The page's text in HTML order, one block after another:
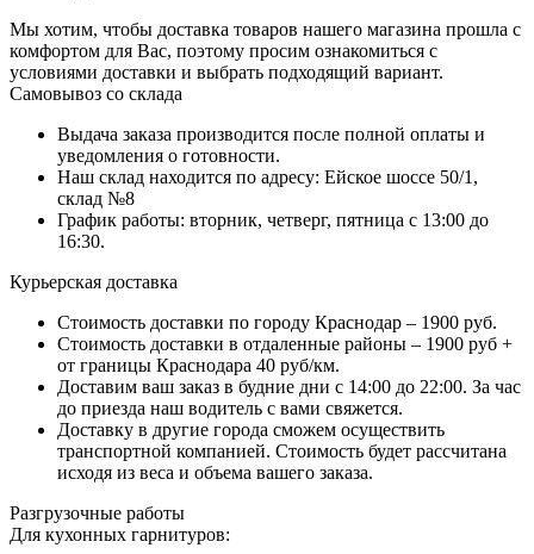
Мы хотим, чтобы доставка товаров нашего магазина прошла с
комфортом для Вас, поэтому просим ознакомиться с
условиями доставки и выбрать подходящий вариант.
Самовывоз со склада
Выдача заказа производится после полной оплаты и
уведомления о готовности.
Наш склад находится по адресу: Ейское шоссе 50/1,
склад №8
График работы: вторник, четверг, пятница с 13:00 до
16:30.
Курьерская доставка
Стоимость доставки по городу Краснодар – 1900 руб.
Стоимость доставки в отдаленные районы – 1900 руб +
от границы Краснодара 40 руб/км.
Доставим ваш заказ в будние дни с 14:00 до 22:00. За час
до приезда наш водитель с вами свяжется.
Доставку в другие города сможем осуществить
транспортной компанией. Стоимость будет рассчитана
исходя из веса и объема вашего заказа.
Разгрузочные работы
Для кухонных гарнитуров: